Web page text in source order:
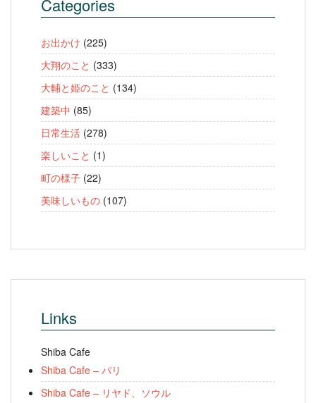
Categories
お出かけ (225)
大翔のこと (333)
大輔と姫のこと (134)
建築中 (85)
日常生活 (278)
楽しいこと (1)
町の様子 (22)
美味しいもの (107)
Links
Shiba Cafe
Shiba Cafe – パリ
Shiba Cafe – リヤド、ソウル